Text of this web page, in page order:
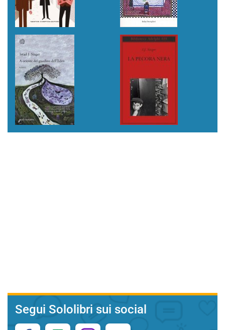
Segui Sololibri sui social